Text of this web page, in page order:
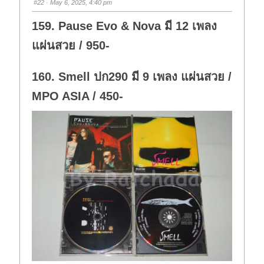
d
o
n
.
u
p
#22 · May 6, 2025, 4:40 pm
159. Pause Evo & Nova มี 12 เพลง
แผ่นสวย / 950-
160. Smell ปก290 มี 9 เพลง แผ่นสวย /
MPO ASIA / 450-